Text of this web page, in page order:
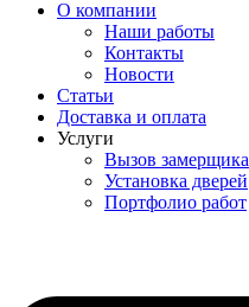
О компании
Наши работы
Контакты
Новости
Статьи
Доставка и оплата
Услуги
Вызов замерщика
Установка дверей
Портфолио работ